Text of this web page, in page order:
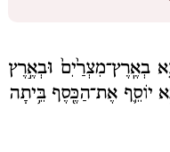
בְאֶֽרֶץ־מִצְרַ֙יִם֙ וּבְאֶ֣רֶץ
יוֹסֵ֛ף אֶת־הַכֶּ֖סֶף בֵּ֥יתָה